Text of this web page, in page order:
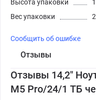
Высота упаковки
Вес упаковки
Сообщить об ошибке
Отзывы
Отзывы 14,2"
M5 Pro/24/1 ТБ